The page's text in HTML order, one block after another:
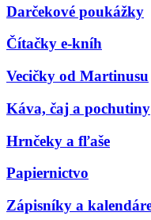
Darčekové poukážky
Čítačky e-kníh
Vecičky od Martinusu
Káva, čaj a pochutiny
Hrnčeky a fľaše
Papiernictvo
Zápisníky a